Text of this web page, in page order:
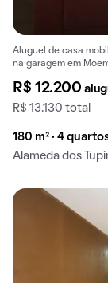
Aluguel de casa
na garagem em
R$ 12.200
R$ 13.130 total
180 m² · 4
Alameda dos